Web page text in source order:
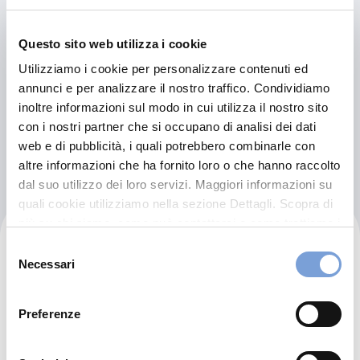
Questo sito web utilizza i cookie
Utilizziamo i cookie per personalizzare contenuti ed
annunci e per analizzare il nostro traffico. Condividiamo
inoltre informazioni sul modo in cui utilizza il nostro sito
con i nostri partner che si occupano di analisi dei dati
web e di pubblicità, i quali potrebbero combinarle con
altre informazioni che ha fornito loro o che hanno raccolto
dal suo utilizzo dei loro servizi. Maggiori informazioni su
quali cookie utilizziamo nella sezione Dettagli. Scopra di
può trovare nel footer del sito nella sezione "Informativa
delNecessari
Preferenze
Indicazioni
VITTORIA@CSNCOLLISION.IT
Chiama ora